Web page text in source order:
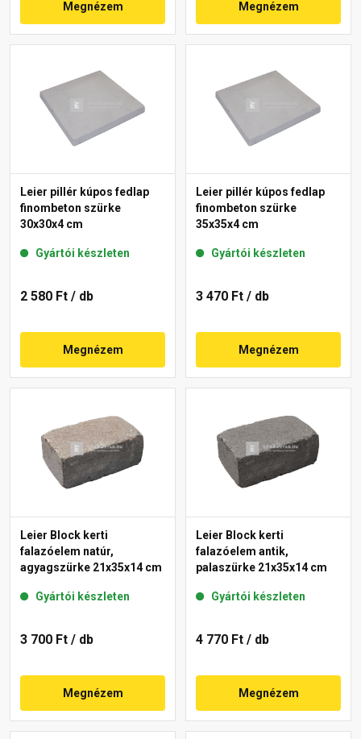
Megnézem Megnézem
Leier pillér kúpos fedlap
finombeton szürke
30x30x4 cm
Gyártói készleten
2 580 Ft / db
Megnézem
Leier pillér kúpos fedlap
finombeton szürke
35x35x4 cm
Gyártói készleten
3 470 Ft / db
Megnézem
Leier Block kerti
falazóelem natúr,
agyagszürke 21x35x14 cm
Gyártói készleten
3 700 Ft / db
Megnézem
Leier Block kerti
falazóelem antik,
palaszürke 21x35x14 cm
Gyártói készleten
4 770 Ft / db
Megnézem